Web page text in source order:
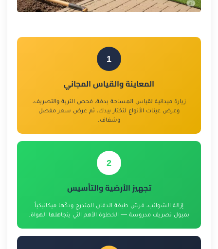
1
المعاينة والقياس المجاني
زيارة ميدانية لقياس المساحة بدقة، فحص التربة والتصريف،
وعرض عينات الأنواع لتختار بيدك، ثم عرض سعر مفصل
وشفاف.
2
تجهيز الأرضية والتأسيس
إزالة الشوائب، فرش طبقة الدفان المتدرج ودكّها ميكانيكياً
بميول تصريف مدروسة — الخطوة الأهم التي يتجاهلها الهواة.